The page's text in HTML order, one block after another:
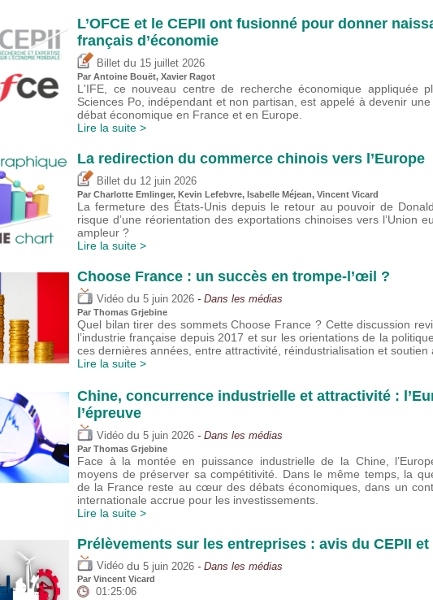
L’OFCE et le CEPII ont fusionné pour donner
français d’économie
Billet du 15 juillet 2026
Par Antoine Bouët, Xavier Ragot
L'IFE, ce nouveau centre de recherche économique appliquée
Sciences Po, indépendant et non partisan, est appelé à devenir
débat économique en France et en Europe.
Lire la suite >
La redirection du commerce chinois vers l’Europe
Billet du 12 juin 2026
Par Charlotte Emlinger, Kevin Lefebvre, Isabelle Méjean, Vincent Vicard
La fermeture des États-Unis depuis le retour au pouvoir de
risque d’une réorientation des exportations chinoises vers l’Union
ampleur ?
Lire la suite >
Choose France : un succès en trompe-l’œil ?
Vidéo du 5 juin 2026 - Dans les médias
Par Thomas Grjebine
Quel bilan tirer des sommets Choose France ? Cette discussion
l’industrie française depuis 2017 et sur les orientations de la
ces dernières années, entre attractivité, réindustrialisation et soutien
Lire la suite >
Chine, concurrence industrielle et attractivité :
l’épreuve
Vidéo du 5 juin 2026 - Dans les médias
Par Thomas Grjebine
Face à la montée en puissance industrielle de la Chine,
moyens de préserver sa compétitivité. Dans le même temps, la
de la France reste au cœur des débats économiques, dans un
internationale accrue pour les investissements.
Lire la suite >
Prélèvements sur les entreprises : avis du CEPII et
Vidéo du 5 juin 2026 - Dans les médias
Par Vincent Vicard
01:25:06